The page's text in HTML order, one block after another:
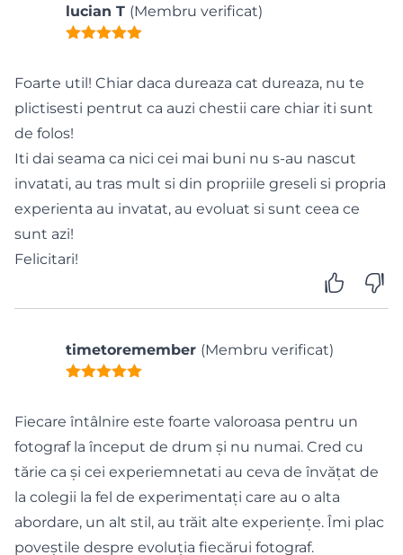
sursa de inspirație pentru creațiile tale.
Despre instructorii tăi
de nuntă în România, cu un palmares impresionant
de premii și recunoașteri la nivel național și
internațional. Cu o pasiune transformată într-un
business de succes, îți oferă acum șansa să înveți
din experiența lor vastă.
În concluzie
Fie că ești la începutul carierei sau cauți să-ți
consolidezi renumele în fotografie, acest curs de
peste 3 ore este cheia succesului tău. Învață de la
cei mai buni, inspiră-te din parcursul lor și începe să
fotografiei din România.
Înscrie-te acum și începe transformarea din fotograf
lucian T (Membru verificat)
Foarte util! Chiar daca dureaza cat dureaza, nu te
plictisesti pentrut ca auzi chestii care chiar iti sunt
de folos!
Iti dai seama ca nici cei mai buni nu s-au nascut
invatati, au tras mult si din propriile greseli si propria
experienta au invatat, au evoluat si sunt ceea ce
sunt azi!
Felicitari!
timetoremember (Membru verificat)
Fiecare întâlnire este foarte valoroasa pentru un
fotograf la început de drum și nu numai. Cred cu
tărie ca și cei experiemnetati au ceva de învățat de
la colegii la fel de experimentați care au o alta
abordare, un alt stil, au trăit alte experiențe. Îmi plac
poveștile despre evoluția fiecărui fotograf.